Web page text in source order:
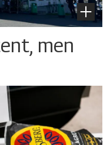
men